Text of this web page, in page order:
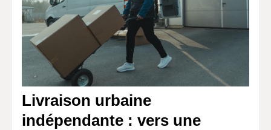
Livraison urbaine
indépendante : vers une